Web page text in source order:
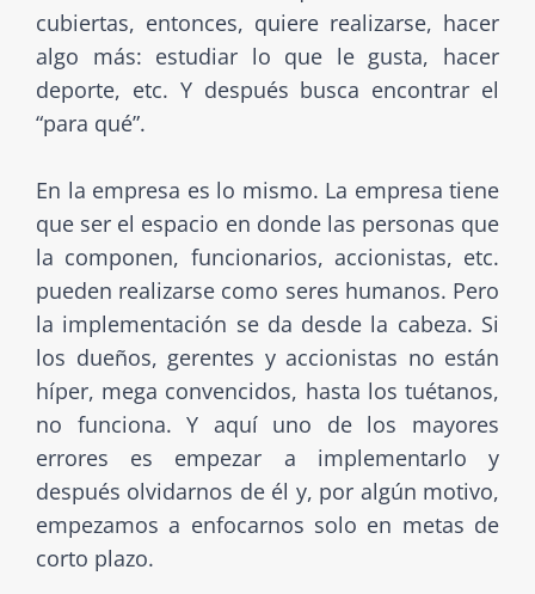
cubiertas, entonces, quiere realizarse, hacer
algo más: estudiar lo que le gusta, hacer
deporte, etc. Y después busca encontrar el
“para qué”.
En la empresa es lo mismo. La empresa tiene
que ser el espacio en donde las personas que
la componen, funcionarios, accionistas, etc.
pueden realizarse como seres humanos. Pero
la implementación se da desde la cabeza. Si
los dueños, gerentes y accionistas no están
híper, mega convencidos, hasta los tuétanos,
no funciona. Y aquí uno de los mayores
errores es empezar a implementarlo y
después olvidarnos de él y, por algún motivo,
empezamos a enfocarnos solo en metas de
corto plazo.